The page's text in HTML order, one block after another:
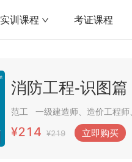
实训课程 考证课程
消防工程-识图
范工
¥214 ¥219 立即购买